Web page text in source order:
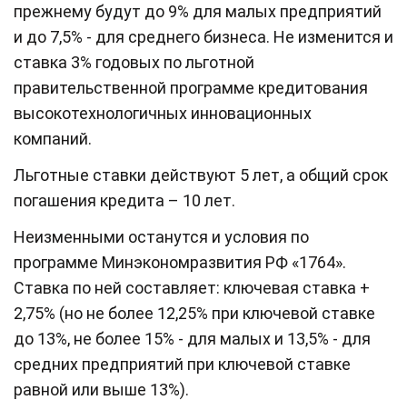
прежнему будут до 9% для малых предприятий
и до 7,5% - для среднего бизнеса. Не изменится и
ставка 3% годовых по льготной
правительственной программе кредитования
высокотехнологичных инновационных
компаний.
Льготные ставки действуют 5 лет, а общий срок
погашения кредита – 10 лет.
Неизменными останутся и условия по
программе Минэкономразвития РФ «1764».
Ставка по ней составляет: ключевая ставка +
2,75% (но не более 12,25% при ключевой ставке
до 13%, не более 15% - для малых и 13,5% - для
средних предприятий при ключевой ставке
равной или выше 13%).